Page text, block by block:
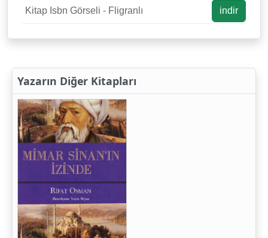
Kitap Isbn Görseli - Fligranlı indir
Yazarın Diğer Kitapları